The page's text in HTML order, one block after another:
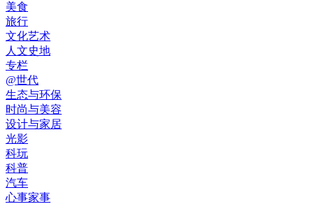
美食
旅行
文化艺术
人文史地
专栏
@世代
生态与环保
时尚与美容
设计与家居
光影
科玩
科普
汽车
心事家事